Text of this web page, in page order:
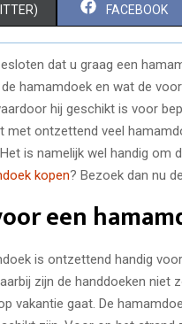
S
H
A
R
E
FACEBOOK
dat u graag een
hamamdoek en wat de
hij geschikt is voor
met ontzettend veel
is namelijk wel handig om
kopen? Bezoek dan nu
een
is ontzettend handig
zijn de handdoeken
vakantie gaat. De